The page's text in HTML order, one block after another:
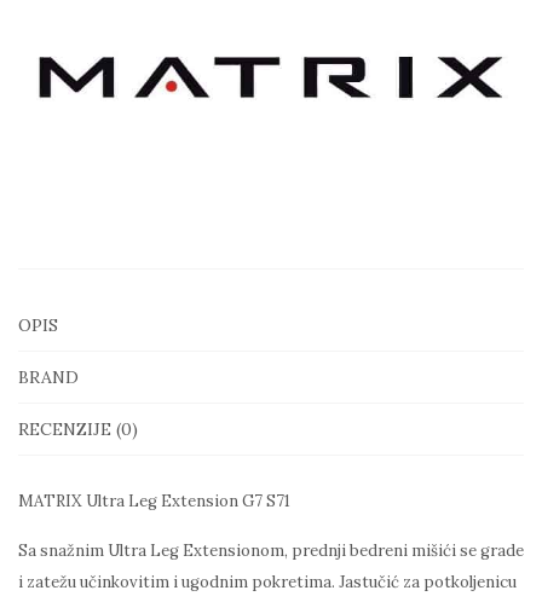
OPIS
BRAND
RECENZIJE (0)
MATRIX Ultra Leg Extension G7 S71
Sa snažnim Ultra Leg Extensionom, prednji bedreni mišići se grade
i zatežu učinkovitim i ugodnim pokretima. Jastučić za potkoljenicu